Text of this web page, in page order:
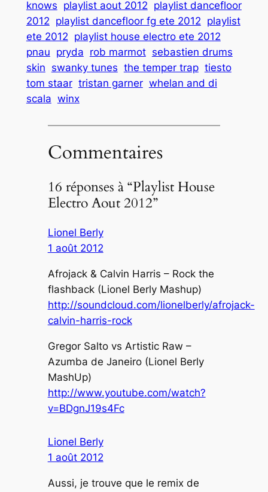
knows playlist aout 2012 playlist dancefloor
2012 playlist dancefloor fg ete 2012 playlist
ete 2012 playlist house electro ete 2012
pnau pryda rob marmot sebastien drums
skin swanky tunes the temper trap tiesto
tom staar tristan garner whelan and di
scala winx
Commentaires
16 réponses à “Playlist House
Electro Aout 2012”
Lionel Berly
1 août 2012
Afrojack & Calvin Harris – Rock the
flashback (Lionel Berly Mashup)
http://soundcloud.com/lionelberly/afrojack-
calvin-harris-rock
Gregor Salto vs Artistic Raw –
Azumba de Janeiro (Lionel Berly
MashUp)
http://www.youtube.com/watch?
v=BDgnJ19s4Fc
Lionel Berly
1 août 2012
Aussi, je trouve que le remix de